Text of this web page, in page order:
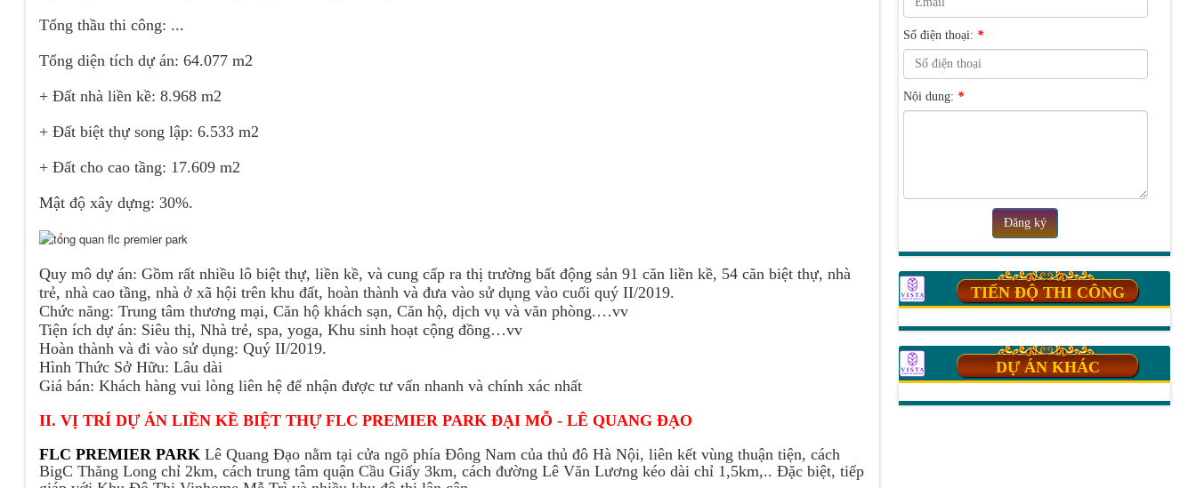
Tổng thầu thi công: ...
Tổng diện tích dự án: 64.077 m2
+ Đất nhà liền kề: 8.968 m2
+ Đất biệt thự song lập: 6.533 m2
+ Đất cho cao tầng: 17.609 m2
Mật độ xây dựng: 30%.
Quy mô dự án: Gồm rất nhiều lô biệt thự, liền kề, và cung cấp ra thị trường bất động sản 91 căn liền kề, 54 căn biệt thự, nhà
trẻ, nhà cao tầng, nhà ở xã hội trên khu đất, hoàn thành và đưa vào sử dụng vào cuối quý II/2019.
Chức năng: Trung tâm thương mại, Căn hộ khách sạn, Căn hộ, dịch vụ và văn phòng.…vv
Tiện ích dự án: Siêu thị, Nhà trẻ, spa, yoga, Khu sinh hoạt cộng đồng…vv
Hoàn thành và đi vào sử dụng: Quý II/2019.
Hình Thức Sở Hữu: Lâu dài
Giá bán: Khách hàng vui lòng liên hệ để nhận được tư vấn nhanh và chính xác nhất
II. VỊ TRÍ DỰ ÁN LIỀN KỀ BIỆT THỰ FLC PREMIER PARK ĐẠI MỖ - LÊ QUANG ĐẠO
FLC PREMIER PARK Lê Quang Đạo nằm tại cửa ngõ phía Đông Nam của thủ đô Hà Nội, liên kết vùng thuận tiện, cách
BigC Thăng Long chỉ 2km, cách trung tâm quận Cầu Giấy 3km, cách đường Lê Văn Lương kéo dài chỉ 1,5km,.. Đặc biệt, tiếp
Số điện thoại: *
Nội dung: *
Đăng ký
TIẾN ĐỘ THI CÔNG
DỰ ÁN KHÁC